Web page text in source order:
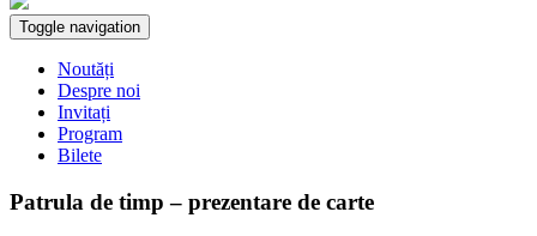
Toggle navigation
Noutăți
Despre noi
Invitați
Program
Bilete
​​Patrula de timp – prezentare de carte